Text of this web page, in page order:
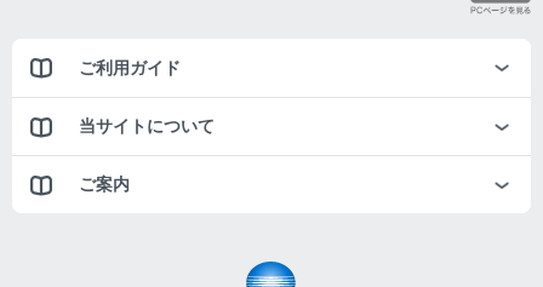
ご利用ガイド
当サイトについて
ご案内